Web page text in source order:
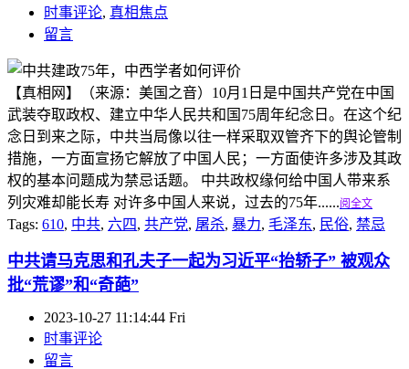
时事评论, 真相焦点
留言
【真相网】（来源：美国之音）10月1日是中国共产党在中国
武装夺取政权、建立中华人民共和国75周年纪念日。在这个纪
念日到来之际，中共当局像以往一样采取双管齐下的舆论管制
措施，一方面宣扬它解放了中国人民；一方面使许多涉及其政
权的基本问题成为禁忌话题。 中共政权缘何给中国人带来系
列灾难却能长寿 对许多中国人来说，过去的75年......阅全文
Tags: 610, 中共, 六四, 共产党, 屠杀, 暴力, 毛泽东, 民俗, 禁忌
中共请马克思和孔夫子一起为习近平“抬轿子” 被观众
批“荒谬”和“奇葩”
2023-10-27 11:14:44 Fri
时事评论
留言